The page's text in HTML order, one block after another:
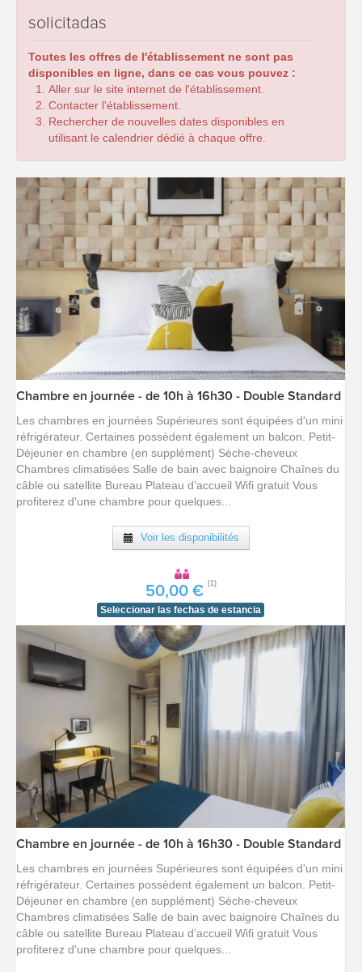
solicitadas
Toutes les offres de l'établissement ne sont pas
disponibles en ligne, dans ce cas vous pouvez :
Aller sur le site internet de l'établissement.
Contacter l'établissement.
Rechercher de nouvelles dates disponibles en
utilisant le calendrier dédié à chaque offre.
[voir la fiche détail]
Chambre en journée - de 10h à 16h30 - Double Standard
Les chambres en journées Supérieures sont équipées d'un mini
réfrigérateur. Certaines possèdent également un balcon. Petit-
Déjeuner en chambre (en supplément) Sèche-cheveux
Chambres climatisées Salle de bain avec baignoire Chaînes du
câble ou satellite Bureau Plateau d’accueil Wifi gratuit Vous
profiterez d'une chambre pour quelques...
Voir les disponibilités
50,00 €
(1)
Seleccionar las fechas de estancia
Chambre en journée - de 10h à 16h30 - Double Standard
Les chambres en journées Supérieures sont équipées d'un mini
réfrigérateur. Certaines possèdent également un balcon. Petit-
Déjeuner en chambre (en supplément) Sèche-cheveux
Chambres climatisées Salle de bain avec baignoire Chaînes du
câble ou satellite Bureau Plateau d’accueil Wifi gratuit Vous
profiterez d'une chambre pour quelques...